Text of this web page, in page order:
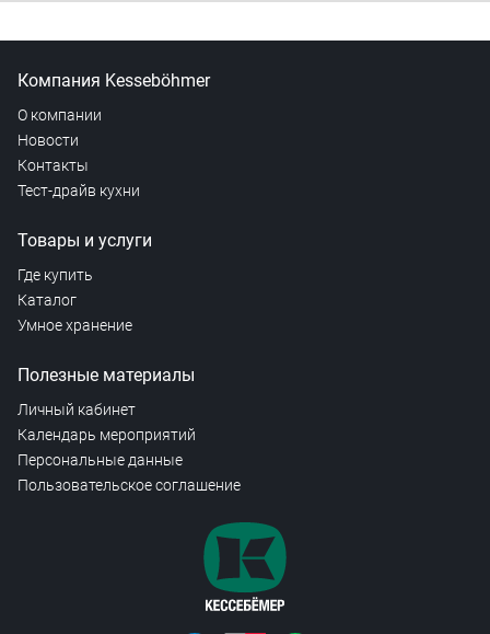
Компания Kesseböhmer
О компании
Новости
Контакты
Тест-драйв кухни
Товары и услуги
Где купить
Каталог
Умное хранение
Полезные материалы
Личный кабинет
Календарь мероприятий
Персональные данные
Пользовательское соглашение